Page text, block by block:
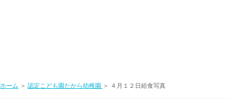
ホーム ＞ 認定こども園たから幼稚園 ＞ ４月１２日給食写真